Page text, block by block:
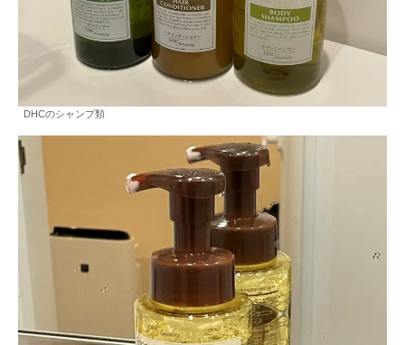
DHCのシャンプ類